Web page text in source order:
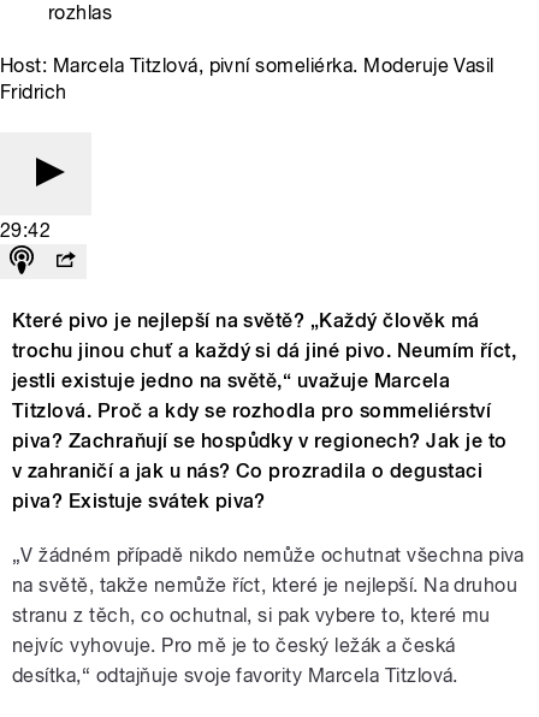
rozhlas
Host: Marcela Titzlová, pivní someliérka. Moderuje Vasil
Fridrich
29:42
Které pivo je nejlepší na světě? „Každý člověk má
trochu jinou chuť a každý si dá jiné pivo. Neumím říct,
jestli existuje jedno na světě,“ uvažuje Marcela
Titzlová. Proč a kdy se rozhodla pro sommeliérství
piva? Zachraňují se hospůdky v regionech? Jak je to
v zahraničí a jak u nás? Co prozradila o degustaci
piva? Existuje svátek piva?
„V žádném případě nikdo nemůže ochutnat všechna piva
na světě, takže nemůže říct, které je nejlepší. Na druhou
stranu z těch, co ochutnal, si pak vybere to, které mu
nejvíc vyhovuje. Pro mě je to český ležák a česká
desítka,“ odtajňuje svoje favority Marcela Titzlová.